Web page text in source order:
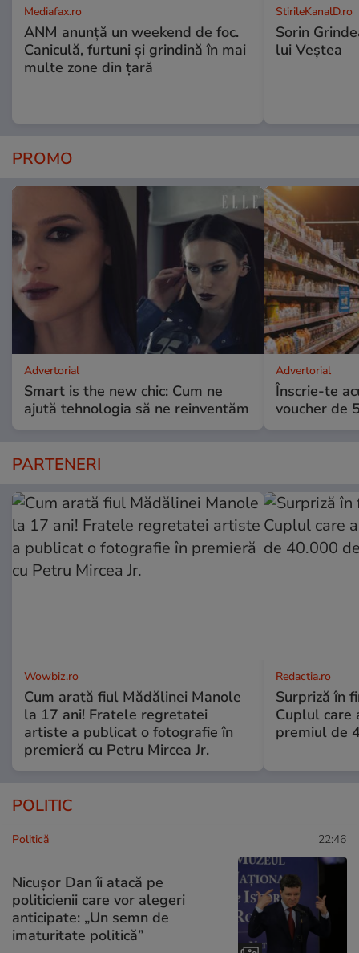
Mediafax.ro
ANM anunță un weekend de foc.
Caniculă, furtuni și grindină în mai
multe zone din țară
StirileKanalD.ro
Sorin
lui Veștea
PROMO
Advertorial
Smart is the new chic: Cum ne
ajută tehnologia să ne reinventăm
Advertorial
Înscrie-te
voucher de
PARTENERI
Wowbiz.ro
Cum arată fiul Mădălinei Manole
la 17 ani! Fratele regretatei
artiste a publicat o fotografie în
premieră cu Petru Mircea Jr.
Redactia.ro
Surpriză în
Cuplul care
premiul de
POLITIC
Politică 22:46
Nicușor Dan îi atacă pe
politicienii care vor alegeri
anticipate: „Un semn de
imaturitate politică”